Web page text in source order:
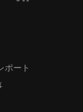
ポート